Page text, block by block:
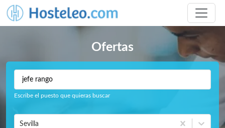
Ofertas
Escribe el puesto que quieras buscar
Sevilla